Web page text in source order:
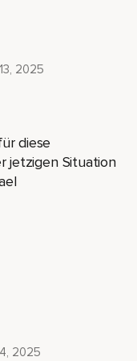
klopfen.
2025
diese
jetzigen Situation
2025